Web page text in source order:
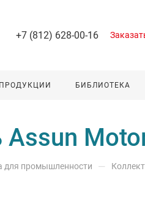
+7 (812) 628-00-16
БИБЛИОТЕКА
для промышленности —